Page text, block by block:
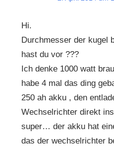
Hi.
Durchmesser der kugel
hast du vor ???
Ich denke 1000 watt
habe 4 mal das ding
250 ah akku , den
Wechselrichter direkt
super… der akku hat
das der wechselrichter